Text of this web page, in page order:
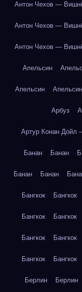
Антон Чехов —
Антон Чехов —
Антон Чехов —
Апельсин
Апельсин Апельсин
Арбуз
Артур Конан Дойл
Банан Банан
Банан Банан
Бангкок Бангкок
Бангкок Бангкок
Бангкок Бангкок
Бангкок Бангкок
Берлин Берлин